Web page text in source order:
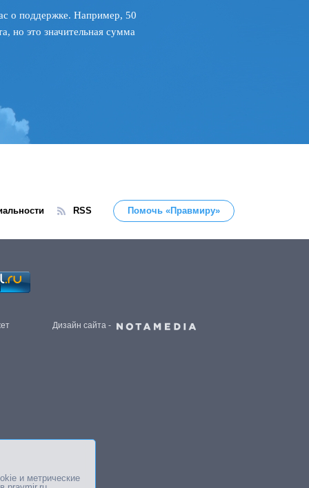
о поддержке. Например, 50
но это значительная сумма
RSS Помочь «Правмиру»
Дизайн сайта -
и метрические